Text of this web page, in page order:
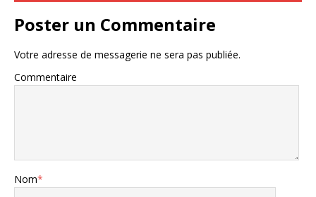
Poster un Commentaire
Votre adresse de messagerie ne sera pas publiée.
Commentaire
Nom*